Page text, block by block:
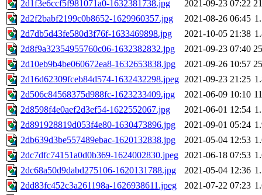
2d1f3e6ccf5f981071a0-1632381738.jpg 2021-09-23 07:22
2d2f2babf2199c0b8652-1629960357.jpg
2021-08-26 06:45
2d7db5d43fe580d3f76f-1633469898.jpg
2021-10-05 21:38
2d8f9a32354955760c06-1632382832.jpg
2021-09-23 07:40
2d10eb9b4be060672ea8-1632653838.jpg
2021-09-26 10:57
2d16d62309fceb84d574-1632432298.jpeg 2021-09-23 21:25
2d506c84568375d988fc-1623233409.jpg
2021-06-09 10:10
2d8598f4e0aef2d3ef54-1622552067.jpg
2021-06-01 12:54
2d891928819d053f4e80-1630473896.jpg
2021-09-01 05:24
2db639d3be557489ebac-1620132838.jpg
2021-05-04 12:53
2dc7dfc74151a0d0b369-1624002830.jpeg 2021-06-18 07:53
2dc68a50d9dabd275106-1620131788.jpg
2021-05-04 12:36
2dd83fc452c3a261198a-1626938611.jpeg
2021-07-22 07:23